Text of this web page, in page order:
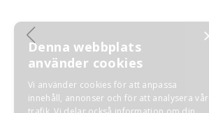
Denna webbplats
använder cookies
Vi använder cookies för att anpassa
innehåll, annonser och för att analysera vår